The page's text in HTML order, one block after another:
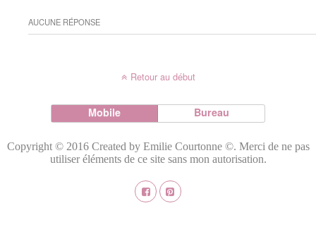
AUCUNE RÉPONSE
Retour au début
Mobile Bureau
Copyright © 2016 Created by Emilie Courtonne ©. Merci de ne pas
utiliser éléments de ce site sans mon autorisation.